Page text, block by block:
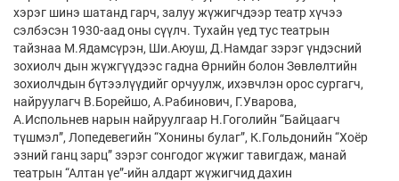
хэрэг шинэ шатанд гарч, залуу жүжигчдээр театр хүчээ
сэлбэсэн 1930-аад оны сүүлч. Тухайн үед тус театрын
тайзнаа М.Ядамсүрэн, Ши.Аюуш, Д.Намдаг зэрэг үндэсний
зохиолч­ дын жүжгүүдээс гадна Өрнийн болон Зөвлөлтийн
зохиолчдын бүтээлүүдийг орчуулж, ихэвчлэн орос сургагч,
найруулагч В.Борейшо, А.Рабинович, Г.Уварова,
А.Испольнев нарын найруулгаар Н.Гоголийн “Байцаагч
түшмэл”, Лопедевегийн “Хонины булаг”, К.Гольдонийн “Хоёр
эзний ганц зарц” зэрэг сонгодог жүжиг тавигдаж, манай
театрын “Алтан үе”-ийн алдарт жүжигчид дахин